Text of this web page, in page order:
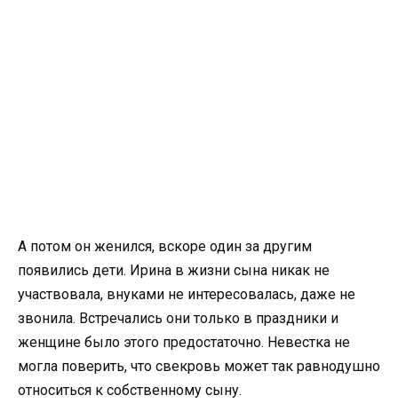
А потом он женился, вскоре один за другим
появились дети. Ирина в жизни сына никак не
участвовала, внуками не интересовалась, даже не
звонила. Встречались они только в праздники и
женщине было этого предостаточно. Невестка не
могла поверить, что свекровь может так равнодушно
относиться к собственному сыну.